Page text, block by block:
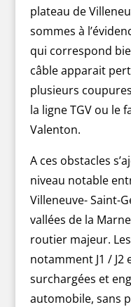
plateau de
sommes à
qui correspond
câble apparait
plusieurs
la ligne TGV ou le
Valenton.
A ces obstacles
niveau notable
Villeneuve- Saint-
vallées de la
routier majeur.
notamment J1 / J2
surchargées et
automobile, sans